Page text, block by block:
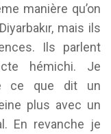
manière qu’on
mais ils
Ils parlent
hémichi. Je
ce que dit un
plus avec un
En revanche je